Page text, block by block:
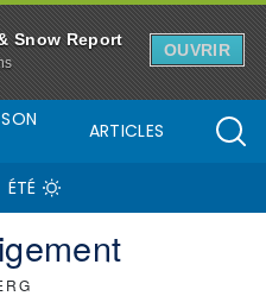
Snow Report
OUVRIR
ARTICLES
ÉTÉ